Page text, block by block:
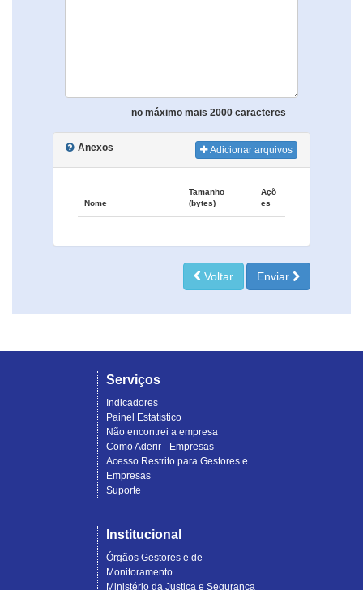
no máximo mais 2000 caracteres
Anexos Adicionar arquivos
Nome
Tamanho
(bytes)
Açõ
es
Voltar Enviar
Serviços
Indicadores
Painel Estatístico
Não encontrei a empresa
Como Aderir - Empresas
Acesso Restrito para Gestores e
Empresas
Suporte
Institucional
Órgãos Gestores e de
Monitoramento
Ministério da Justiça e Segurança